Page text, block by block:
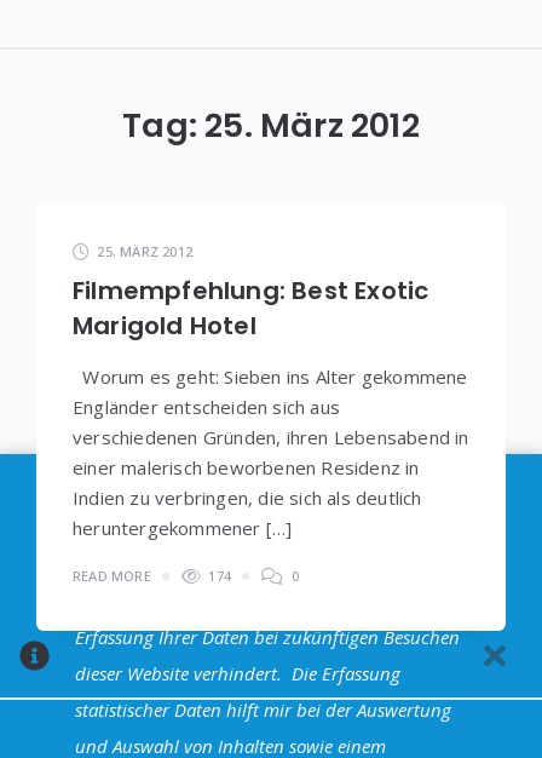
Tag: 25. März 2012
25. MÄRZ 2012
Filmempfehlung: Best Exotic
Marigold Hotel
Worum es geht: Sieben ins Alter gekommene
Engländer entscheiden sich aus
verschiedenen Gründen, ihren Lebensabend in
einer malerisch beworbenen Residenz in
Indien zu verbringen, die sich als deutlich
heruntergekommener […]
READ MORE 174 0
Im Sinne derDSGVO: Die Erfassung Deiner Daten
durchGoogle Analyticskönnen Sie durch
Klicken auf den folgenden Link unterbinden. Es
Erfassung Ihrer Daten bei zukünftigen Besuchen
dieser Website verhindert. Die Erfassung
statistischer Daten hilft mir bei der Auswertung
und Auswahl von Inhalten sowie einem